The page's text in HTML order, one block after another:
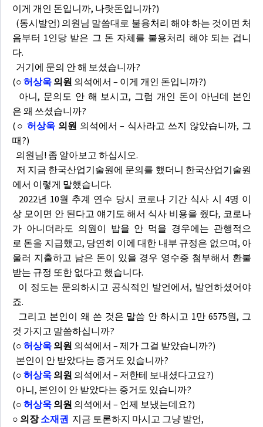
이게 개인 돈입니까, 나랏돈입니까?)
(동시발언) 의원님 말씀대로 불용처리 해야 하는 것이면 처
음부터 1인당 받은 그 돈 자체를 불용처리 해야 되는 겁니
다.
거기에 문의 안 해 보셨습니까?
(○ 허상욱 의원 의석에서 – 이게 개인 돈입니까?)
아니, 문의도 안 해 보시고, 그럼 개인 돈이 아닌데 본인
은 왜 쓰셨습니까?
( ○ 허상욱의원 의석에서 – 식사라고 쓰지 않았습니까, 그
때?)
의원님! 좀 알아보고 하십시오.
저 지금 한국산업기술원에 문의를 했더니 한국산업기술원
에서 이렇게 말했습니다.
2022년 10월 추계 연수 당시 코로나 기간 식사 시 4명 이
상 모이면 안 된다고 얘기도 해서 식사 비용을 줬다, 코로나
가 아니더라도 의원이 밥을 안 먹을 경우에는 관행적으
로 돈을 지급했고, 당연히 이에 대한 내부 규정은 없으며, 아
울러 지출하고 남은 돈이 있을 경우 영수증 첨부해서 환불
받는 규정 또한 없다고 했습니다.
이 정도는 문의하시고 공식적인 발언에서, 발언하셨어야
죠.
그리고 본인이 왜 쓴 것은 말씀 안 하시고 1만 6575원, 그
것 가지고 말씀하십니까?
(○ 허상욱 의원 의석에서 – 제가 그걸 받았습니까?)
본인이 안 받았다는 증거도 있습니까?
(○ 허상욱 의원 의석에서 – 저한테 보내셨다고요?)
아니, 본인이 안 받았다는 증거도 있습니까?
(○ 허상욱 의원 의석에서 – 언제 보냈는데요?)
○ 의장소재권 지금 토론하지 마시고 그냥 발언,